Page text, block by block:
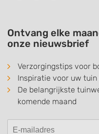
Ontvang elke
onze nieuwsbrief
Verzorgingstips voor
Inspiratie voor uw tuin
De belangrijkste
komende maand